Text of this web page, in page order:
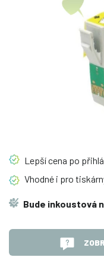
Lepší cena po
Vhodné i pro
Bude inkoustová